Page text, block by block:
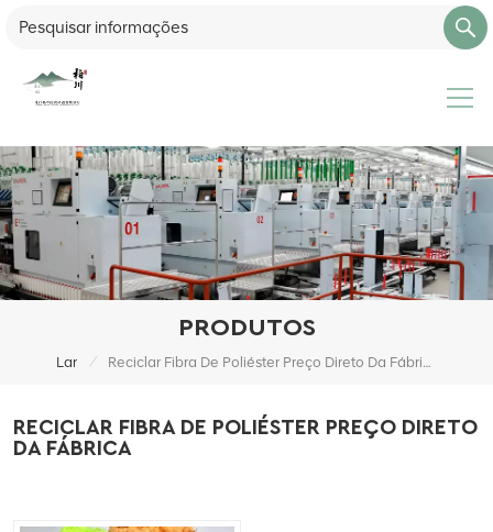
PRODUTOS
Lar / Reciclar Fibra De Poliéster Preço Direto Da Fábrica
RECICLAR FIBRA DE POLIÉSTER PREÇO DIRETO
DA FÁBRICA